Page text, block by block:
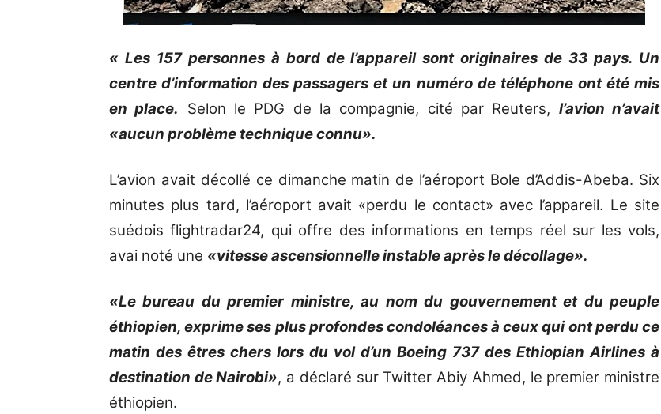
« Les 157 personnes à bord de l’appareil sont originaires de 33 pays. Un
centre d’information des passagers et un numéro de téléphone ont été mis
en place.
Selon le PDG de la compagnie, cité par Reuters, l’avion n’avait
«aucun problème technique connu».
L’avion avait décollé ce dimanche matin de l’aéroport Bole d’Addis-Abeba. Six
minutes plus tard, l’aéroport avait «perdu le contact» avec l’appareil. Le site
suédois flightradar24, qui offre des informations en temps réel sur les vols,
avai noté une «vitesse ascensionnelle instable après le décollage».
«Le bureau du premier ministre, au nom du gouvernement et du peuple
éthiopien, exprime ses plus profondes condoléances à ceux qui ont perdu ce
matin des êtres chers lors du vol d’un Boeing 737 des Ethiopian Airlines à
destination de Nairobi», a déclaré sur Twitter Abiy Ahmed, le premier ministre
éthiopien.